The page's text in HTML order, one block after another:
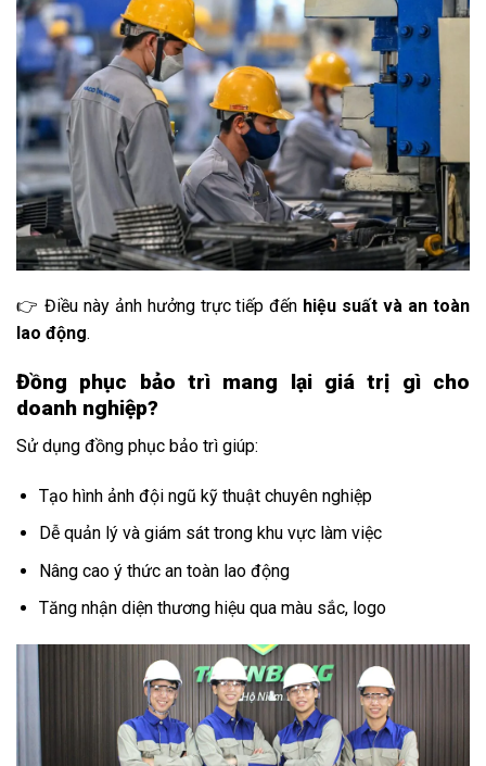
👉 Điều này ảnh hưởng trực tiếp đến hiệu suất và an toàn
lao động.
Đồng phục bảo trì mang lại giá trị gì cho
doanh nghiệp?
Sử dụng đồng phục bảo trì giúp:
Tạo hình ảnh đội ngũ kỹ thuật chuyên nghiệp
Dễ quản lý và giám sát trong khu vực làm việc
Nâng cao ý thức an toàn lao động
Tăng nhận diện thương hiệu qua màu sắc, logo